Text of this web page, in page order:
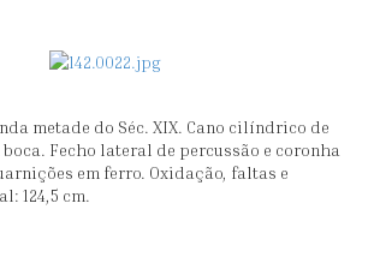
metade do Séc. XIX. Cano cilíndrico de
Fecho lateral de percussão e coronha
em ferro. Oxidação, faltas e
124,5 cm.